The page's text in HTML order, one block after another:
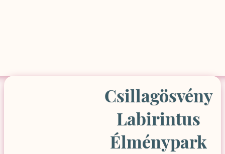
Csillagösvény
Labirintus
Élménypark